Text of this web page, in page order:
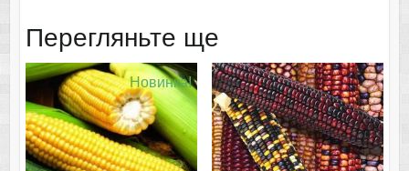
Перегляньте ще
Новинка!